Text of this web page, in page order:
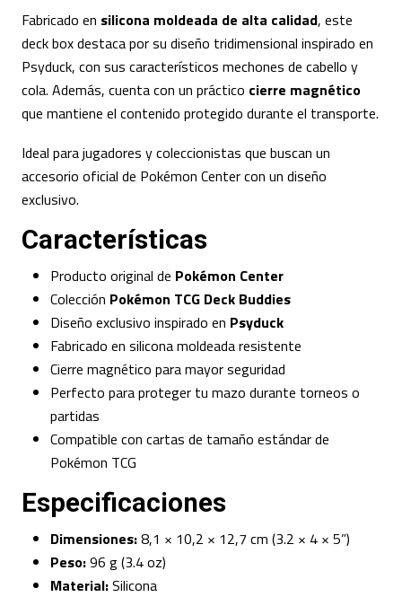
Fabricado en silicona moldeada de alta calidad, este
deck box destaca por su diseño tridimensional inspirado en
Psyduck, con sus característicos mechones de cabello y
cola. Además, cuenta con un práctico cierre magnético
que mantiene el contenido protegido durante el transporte.
Ideal para jugadores y coleccionistas que buscan un
accesorio oficial de Pokémon Center con un diseño
exclusivo.
Características
Producto original de Pokémon Center
Colección Pokémon TCG Deck Buddies
Diseño exclusivo inspirado en Psyduck
Fabricado en silicona moldeada resistente
Cierre magnético para mayor seguridad
Perfecto para proteger tu mazo durante torneos o
partidas
Compatible con cartas de tamaño estándar de
Pokémon TCG
Especificaciones
Dimensiones:8,1 × 10,2 × 12,7 cm (3.2 × 4 × 5”)
Peso:96 g (3.4 oz)
Material:Silicona